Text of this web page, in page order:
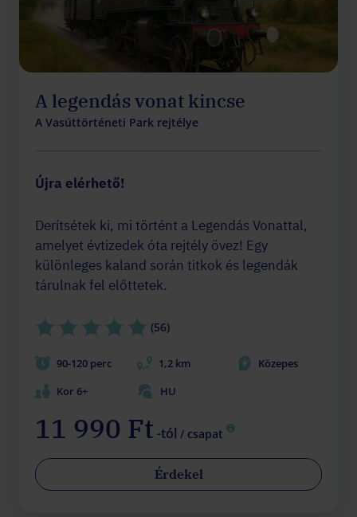
A legendás vonat kincse
A Vasúttörténeti Park rejtélye
Újra elérhető!
Derítsétek ki, mi történt a Legendás Vonattal,
amelyet évtizedek óta rejtély övez! Egy
különleges kaland során titkok és legendák
tárulnak fel előttetek.
(56)
90-120 perc 1,2 km
Közepes
Kor 6+
HU
11 990 Ft -tól / csapat
Érdekel